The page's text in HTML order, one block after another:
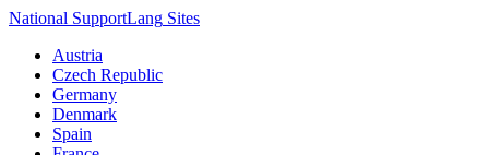
National SupportLang Sites
Austria
Czech Republic
Germany
Denmark
Spain